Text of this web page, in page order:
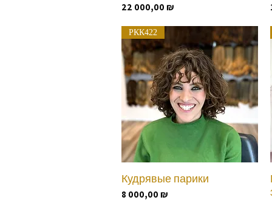
Цена
22 000,00 ₪
Быстрый просмотр
РКК422
Кудрявые парики
Цена
8 000,00 ₪